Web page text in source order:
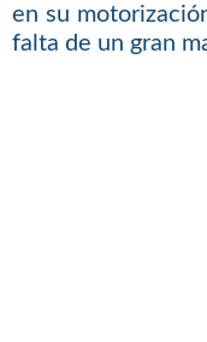
en su
falta de un gran